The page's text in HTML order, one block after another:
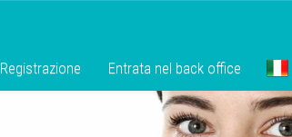
Registrazione Entrata nel back office